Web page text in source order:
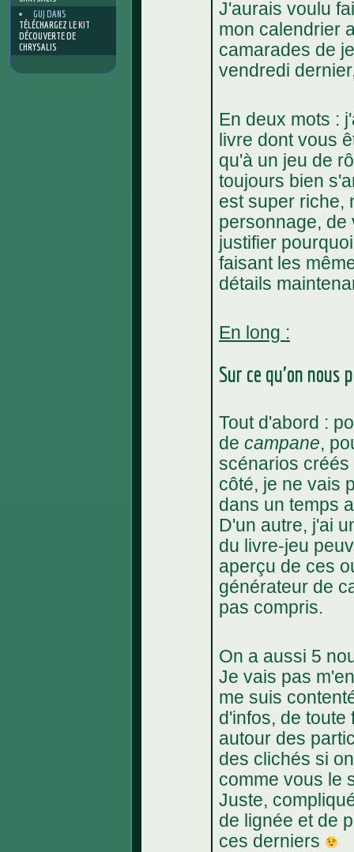
GUJ DANS
TÉLÉCHARGEZ LE KIT
DÉCOUVERTE DE
CHRYSALIS
J'aurais voulu
mon calendrier
camarades de
vendredi
En deux mots :
livre dont vous
qu'à un jeu de
toujours bien
est super riche,
personnage, de
justifier
faisant les
détails
En long :
Sur ce qu'on nous
Tout d'abord :
de campane,
scénarios
côté, je ne vais
dans un temps
D'un autre, j'ai
du livre-jeu
aperçu de ces
générateur de
pas compris.
On a aussi 5
Je vais pas
me suis
d'infos, de toute
autour des
des clichés si
comme vous le
Juste,
de lignée et de
ces derniers